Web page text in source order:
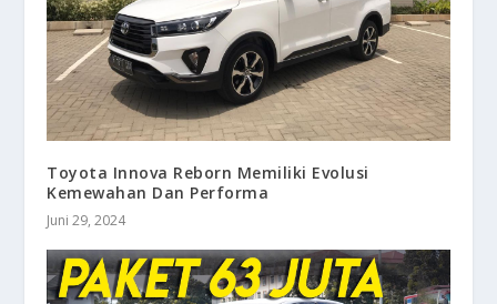
Toyota Innova Reborn Memiliki Evolusi
Kemewahan Dan Performa
Juni 29, 2024